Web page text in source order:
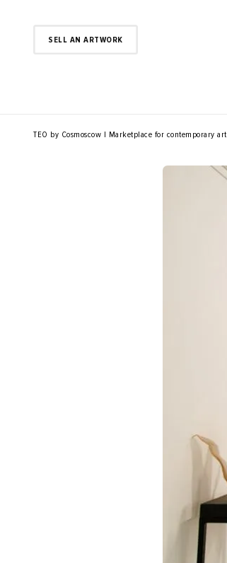
SELL AN ARTWORK
TEO by Cosmoscow | Marketplace for contemporary art